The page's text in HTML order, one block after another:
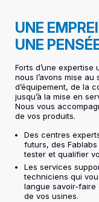
UNE
UNE
Forts d’une
nous l’avons mise
d’équipement, de la
jusqu’à la mise en
Nous vous
de vos produits.
Des centres
futurs, des
tester et qualifier
Les services
techniciens qui
langue savoir-faire
de vos usines.